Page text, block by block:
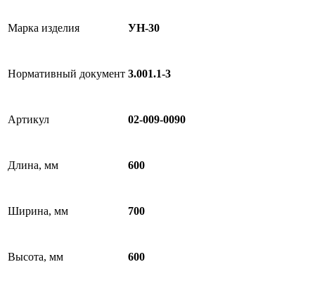
Марка изделия УН-30
Нормативный документ 3.001.1-3
Артикул 02-009-0090
Длина, мм 600
Ширина, мм 700
Высота, мм 600